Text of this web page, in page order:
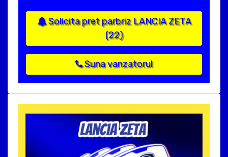
Solicita pret parbriz LANCIA ZETA
(22)
Suna vanzatorul